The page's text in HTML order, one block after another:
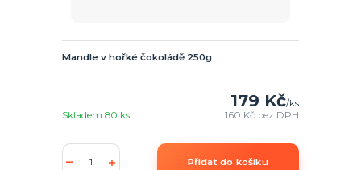
Mandle v hořké čokoládě 250g
179 Kč/ks
160 Kč bez DPH
Skladem 80 ks
Přidat do košíku